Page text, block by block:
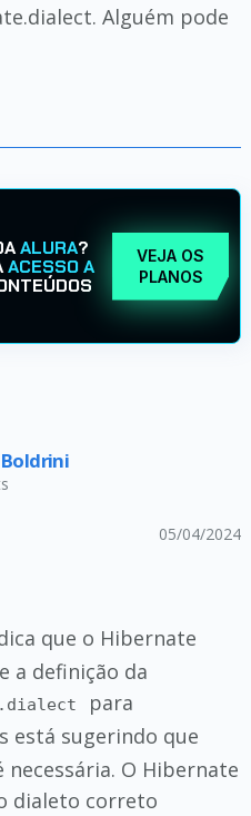
Alguém pode
ALURA?
ACESSO A
VEJA OS
PLANOS
05/04/2024
que o Hibernate
a definição da
para
está sugerindo que
necessária. O Hibernate
dialeto correto